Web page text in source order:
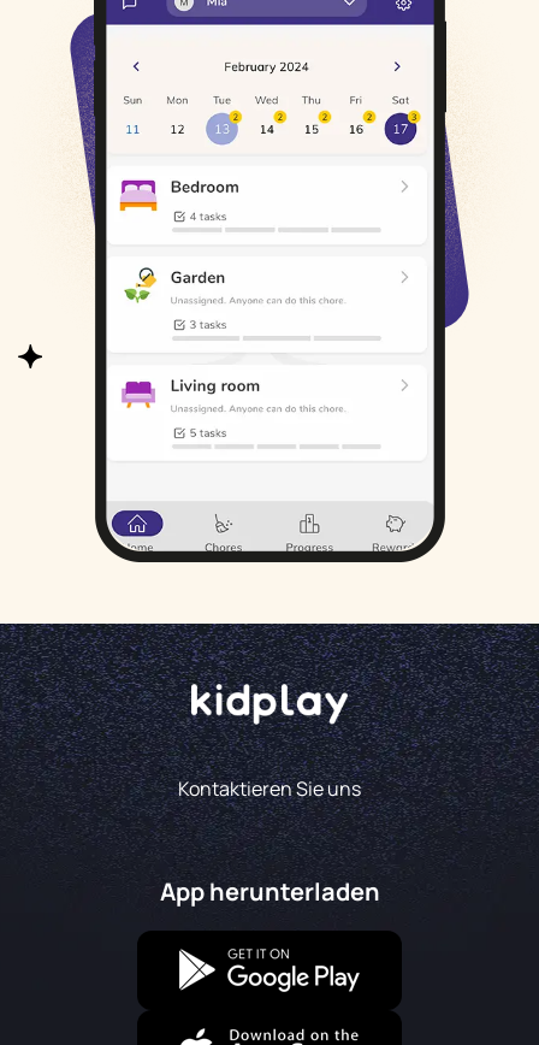
Kontaktieren Sie uns
App herunterladen